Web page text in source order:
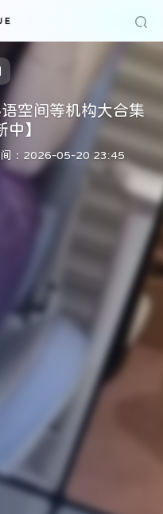
空间等机构大合集
中】
间：2026-05-20 23:45